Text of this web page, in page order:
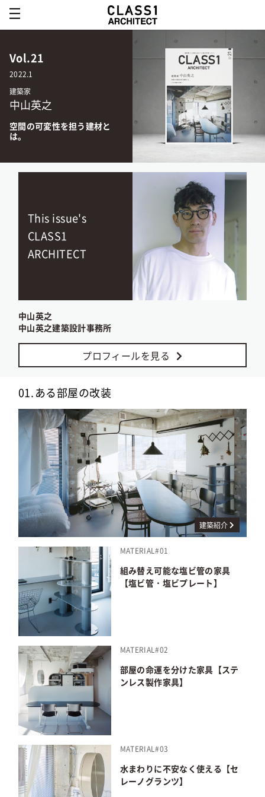
Vol.21
2022.1
建築家
中山英之
空間の可変性を担う建材と
は。
This issue's
CLASS1
ARCHITECT
中山英之
中山英之建築設計事務所
プロフィールを見る
01.ある部屋の改装
建築紹介
MATERIAL#01
組み替え可能な塩ビ管の家具
【塩ビ管・塩ビプレート】
MATERIAL#02
部屋の命運を分けた家具【ステ
ンレス製作家具】
MATERIAL#03
水まわりに不安なく使える【セ
レーノグランツ】